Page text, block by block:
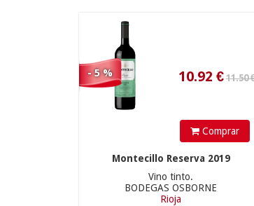
- 5 %
Comprar
Montecillo Reserva 2019
Vino tinto.
BODEGAS OSBORNE
Rioja
30.3€